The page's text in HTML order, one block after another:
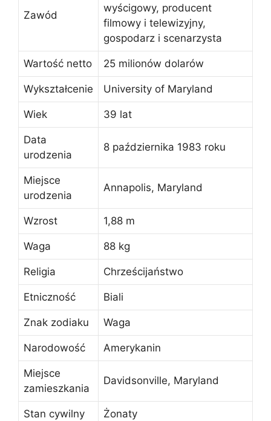
Zawód
wyścigowy, producent
filmowy i telewizyjny,
gospodarz i scenarzysta
Wartość netto 25 milionów dolarów
Wykształcenie University of Maryland
Wiek 39 lat
Data
urodzenia
8 października 1983 roku
Miejsce
urodzenia
Annapolis, Maryland
Wzrost 1,88 m
Waga 88 kg
Religia Chrześcijaństwo
Etniczność Biali
Znak zodiaku Waga
Narodowość Amerykanin
Miejsce
zamieszkania
Davidsonville, Maryland
Stan cywilny Żonaty